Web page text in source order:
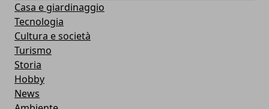
Casa e giardinaggio
Tecnologia
Cultura e società
Turismo
Storia
Hobby
News